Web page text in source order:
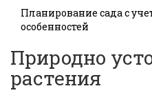
Планирование сада с
особенностей
Природно
растения